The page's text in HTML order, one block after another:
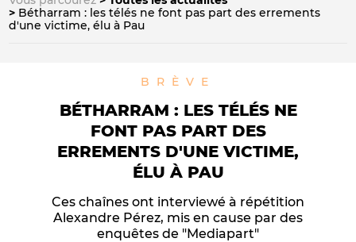
Bétharram : les télés ne font pas part des errements
d'une victime, élu à Pau
BRÈVE
BÉTHARRAM : LES TÉLÉS NE
FONT PAS PART DES
ERREMENTS D'UNE VICTIME,
ÉLU À PAU
Ces chaînes ont interviewé à répétition
Alexandre Pérez, mis en cause par des
enquêtes de "Mediapart"